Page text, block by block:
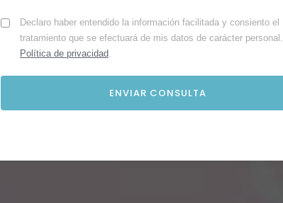
Declaro haber entendido la información facilitada y consiento el
tratamiento que se efectuará de mis datos de carácter personal.
Política de privacidad.